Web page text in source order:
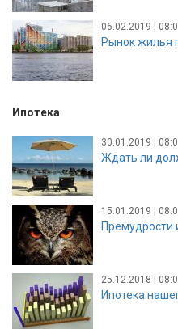
06.02.2019 |
Рынок жилья
Ипотека
30.01.2019 |
Ждать ли
15.01.2019 |
Премудрости
25.12.2018 |
Ипотека